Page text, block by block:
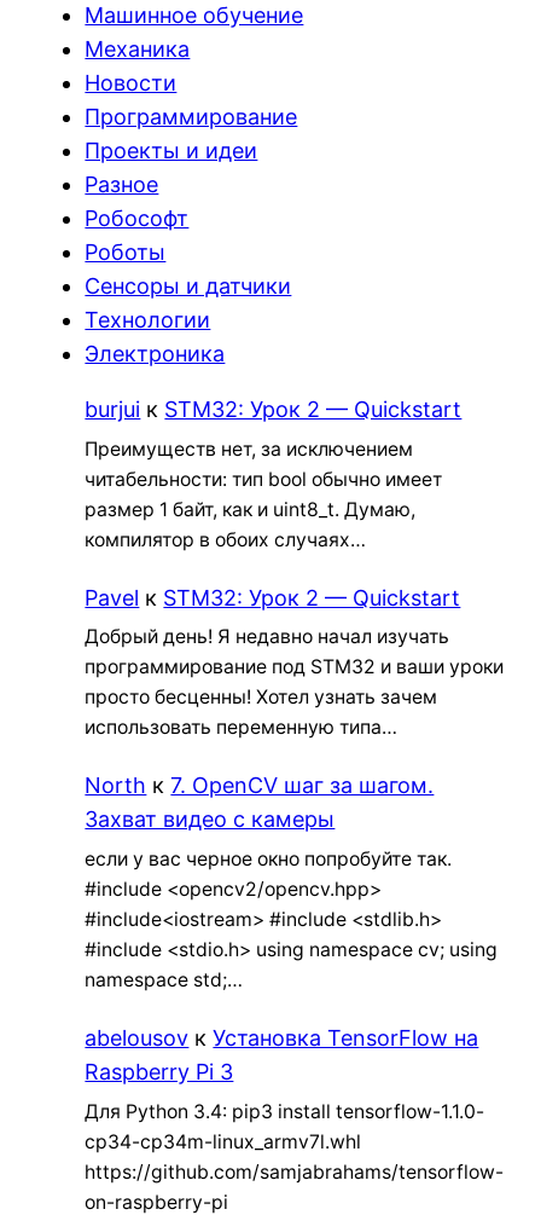
Машинное обучение
Механика
Новости
Программирование
Проекты и идеи
Разное
Робософт
Роботы
Сенсоры и датчики
Технологии
Электроника
burjui к STM32: Урок 2 — Quickstart
Преимуществ нет, за исключением
читабельности: тип bool обычно имеет
размер 1 байт, как и uint8_t. Думаю,
компилятор в обоих случаях…
Pavel к STM32: Урок 2 — Quickstart
Добрый день! Я недавно начал изучать
программирование под STM32 и ваши уроки
просто бесценны! Хотел узнать зачем
использовать переменную типа…
North к7. OpenCV шаг за шагом.
Захват видео с камеры
если у вас черное окно попробуйте так.
#include <opencv2/opencv.hpp>
#include<iostream> #include <stdlib.h>
#include <stdio.h> using namespace cv; using
namespace std;…
abelousov кУстановка TensorFlow на
Raspberry Pi 3
Для Python 3.4: pip3 install tensorflow-1.1.0-
cp34-cp34m-linux_armv7l.whl
https://github.com/samjabrahams/tensorflow-
on-raspberry-pi